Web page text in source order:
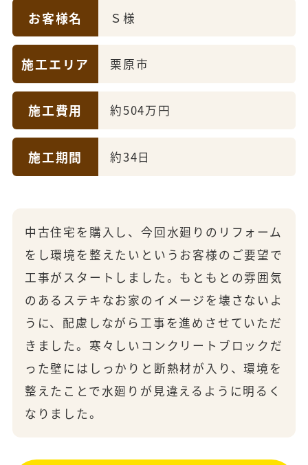
お客様名 Ｓ様
施工エリア 栗原市
施工費用 約504万円
施工期間 約34日
中古住宅を購入し、今回水廻りのリフォーム
をし環境を整えたいというお客様のご要望で
工事がスタートしました。もともとの雰囲気
のあるステキなお家のイメージを壊さないよ
うに、配慮しながら工事を進めさせていただ
きました。寒々しいコンクリートブロックだ
った壁にはしっかりと断熱材が入り、環境を
整えたことで水廻りが見違えるように明るく
なりました。